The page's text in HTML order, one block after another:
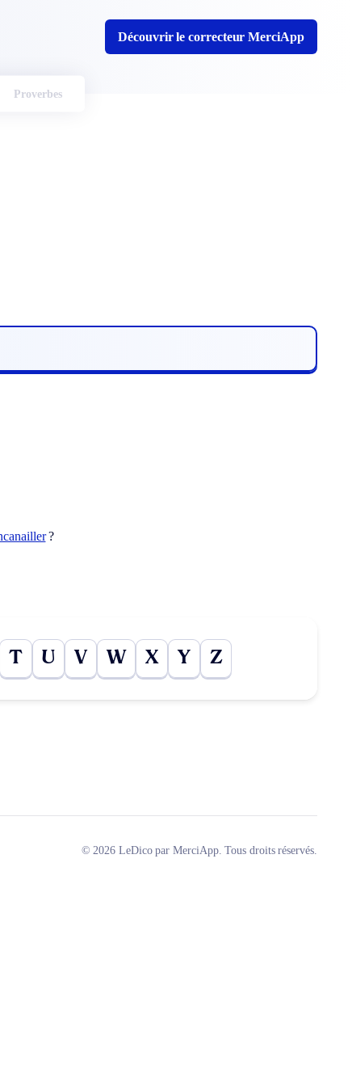
Découvrir le correcteur MerciApp
Proverbes
?
T U V W X Y Z
© 2026 LeDico par MerciApp. Tous droits réservés.